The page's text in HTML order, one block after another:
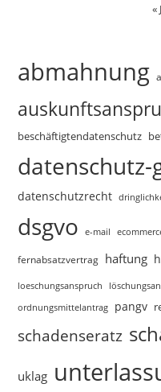
«
abmahnung
beschäftigtendatenschutz
datenschutzrecht
dsgvo e-mail
fernabsatzvertrag haftung
loeschungsanspruch
ordnungsmittelantrag pangv
schadenseratz
uklag